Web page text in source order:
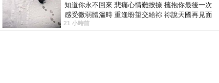
知道你永不回來 悲痛心情難按捺 擁抱你最後一次
感受微弱體溫時 重逢盼望交給祢 祢說天國再見面
此刻忍淚說別離 他日靈魂再
21 小時前